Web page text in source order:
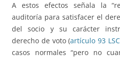
A estos efectos señala la
auditoría para satisfacer el
del socio y su carácter
derecho de voto (artículo 93 LSC
casos normales “pero no